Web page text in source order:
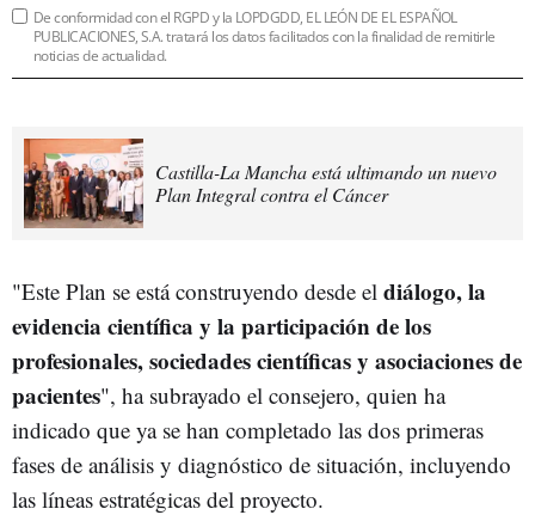
De conformidad con el RGPD y la LOPDGDD, EL LEÓN DE EL ESPAÑOL
PUBLICACIONES, S.A. tratará los datos facilitados con la finalidad de remitirle
noticias de actualidad.
Castilla-La Mancha está ultimando un nuevo
Plan Integral contra el Cáncer
"Este Plan se está construyendo desde el diálogo, la
evidencia científica y la participación de los
profesionales, sociedades científicas y asociaciones de
pacientes", ha subrayado el consejero, quien ha
indicado que ya se han completado las dos primeras
fases de análisis y diagnóstico de situación, incluyendo
las líneas estratégicas del proyecto.